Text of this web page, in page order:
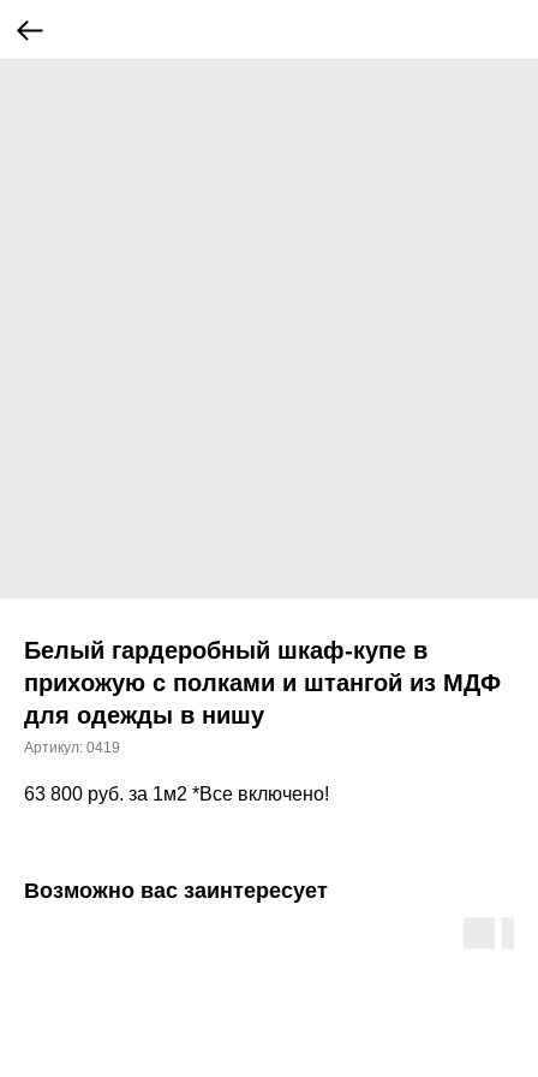
Белый гардеробный шкаф-купе в
прихожую с полками и штангой из МДФ
для одежды в нишу
Артикул: 0419
63 800 руб. за 1м2 *Все включено!
Возможно вас заинтересует